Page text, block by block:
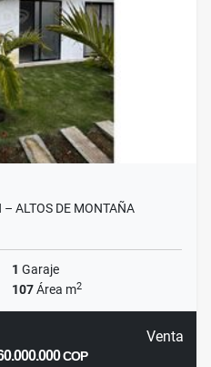
– ALTOS DE MONTAÑA
1 Garaje
107Área m2
Venta
COP